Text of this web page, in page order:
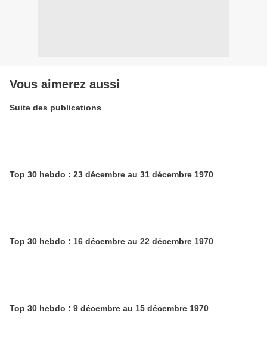
Vous aimerez aussi
Suite des publications
Top 30 hebdo : 23 décembre au 31 décembre 1970
Top 30 hebdo : 16 décembre au 22 décembre 1970
Top 30 hebdo : 9 décembre au 15 décembre 1970